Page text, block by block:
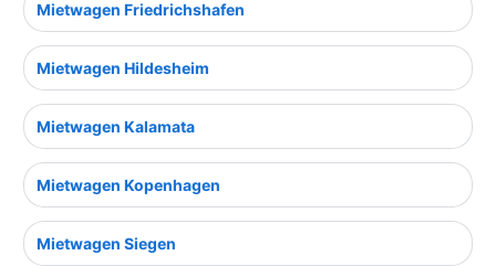
Mietwagen Friedrichshafen
Mietwagen Hildesheim
Mietwagen Kalamata
Mietwagen Kopenhagen
Mietwagen Siegen